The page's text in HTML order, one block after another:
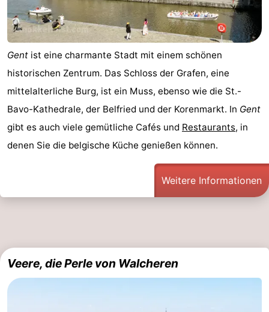
Mühlen
-
Aussichtspunkte
Attraktionen
-
Rundfahrten
-
Spielplätze
Indoor-
-
&
Städte
Natur
Sport
Gent ist eine charmante Stadt mit einem schönen
historischen Zentrum. Das Schloss der Grafen, eine
mittelalterliche Burg, ist ein Muss, ebenso wie die St.-
Bavo-Kathedrale, der Belfried und der Korenmarkt. In Gent
gibt es auch viele gemütliche Cafés und Restaurants, in
denen Sie die belgische Küche genießen können.
Weitere Informationen
Veere, die Perle von Walcheren